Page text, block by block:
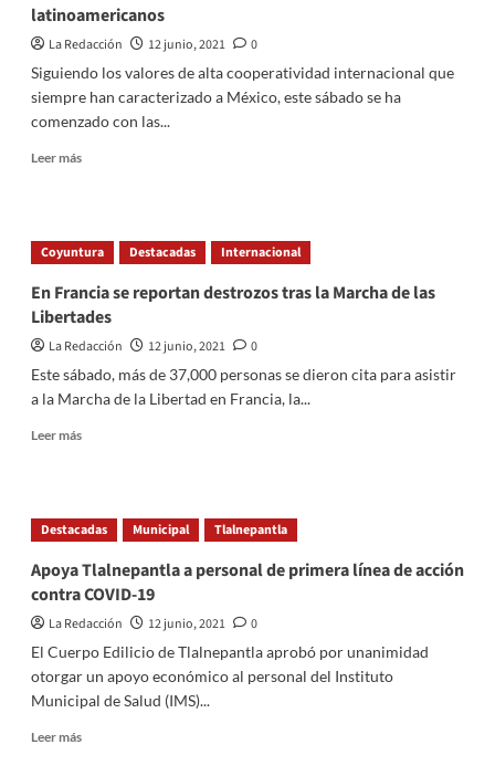
resultado
13
latinoamericanos
La Redacción 12 junio, 2021
0
Siguiendo los valores de alta cooperatividad internacional que
siempre han caracterizado a México, este sábado se ha
comenzado con las...
Leer másRead
dona
400
vacunas
contra
Covid-
a
vecinos
Coyuntura Destacadas Internacional
En Francia se reportan destrozos tras la Marcha de las
Libertades
La Redacción 12 junio, 2021
0
Este sábado, más de 37,000 personas se dieron cita para asistir
a la Marcha de la Libertad en Francia, la...
Leer másRead
Francia
se
destrozos
tras
la
de
las
Libertades
Destacadas Municipal Tlalnepantla
Apoya Tlalnepantla a personal de primera línea de acción
contra COVID-19
La Redacción 12 junio, 2021
0
El Cuerpo Edilicio de Tlalnepantla aprobó por unanimidad
otorgar un apoyo económico al personal del Instituto
Municipal de Salud (IMS)...
Leer másRead